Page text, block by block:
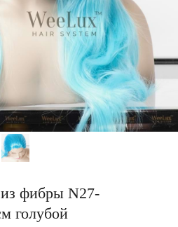
фибры N27-
голубой